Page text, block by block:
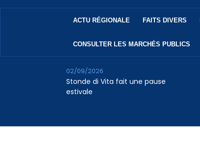
ACTU RÉGIONALE FAITS DIVERS
CONSULTER LES MARCHÉS PUBLICS
Stonde di Vita fait une pause
estivale
02/09/2026